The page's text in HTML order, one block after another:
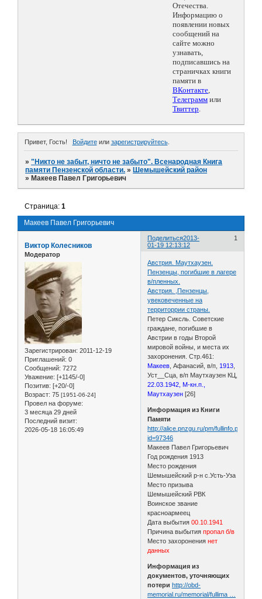
Отечества.
Информацию о
появлении новых
сообщений на
сайте можно
узнавать,
подписавшись на
страничках книги
памяти в
ВКонтакте,
Телеграмм или
Твиттер.
Привет, Гость! Войдитеили зарегистрируйтесь.
»"Никто не забыт, ничто не забыто". Всенародная Книга
памяти Пензенской области. » Шемышейский район
» Макеев Павел Григорьевич
Макеев Павел Григорьевич
Страница:1
Поделиться 1
2013-
01-19 12:13:12
Виктор Колесников
Модератор
Зарегистрирован: 2011-12-19
Приглашений: 0
Сообщений: 7272
Уважение: [+1145/-0]
Позитив: [+20/-0]
Возраст: 75 [1951-06-24]
Провел на форуме:
3 месяца 29 дней
Последний визит:
2026-05-18 16:05:49
Австрия. Маутхаузен.
Пензенцы, погибшие в лагере
в/пленных.
Австрия. ,Пензенцы,
увековеченные на
территоррии страны.
Петер Сиксль. Советские
граждане, погибшие в
Австрии в годы Второй
мировой войны, и места их
захоронения. Стр.461:
Макеев , Афанасий, в/п, 1913
Уст__Сца, в/п Маутхаузен КЦ,
22.03.1942, М-кн.п.,
Маутхаузен [26]
Информация из Книги
Памяти
http://alice.pnzgu.ru/pm/fullinfo.php?
id=97346
Макеев Павел Григорьевич
Год рождения 1913
Место рождения
Шемышейский р-н с.Усть-Уза
Место призыва
Шемышейский РВК
Воинское звание
красноармеец
Дата выбытия00.10.1941
Причина выбытияпропал б/в
Место захоронениянет
данных
Информация из
документов, уточняющих
потери http://obd-
memorial.ru/memorial/fullima …